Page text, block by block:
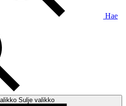
Hae
Sulje valikko